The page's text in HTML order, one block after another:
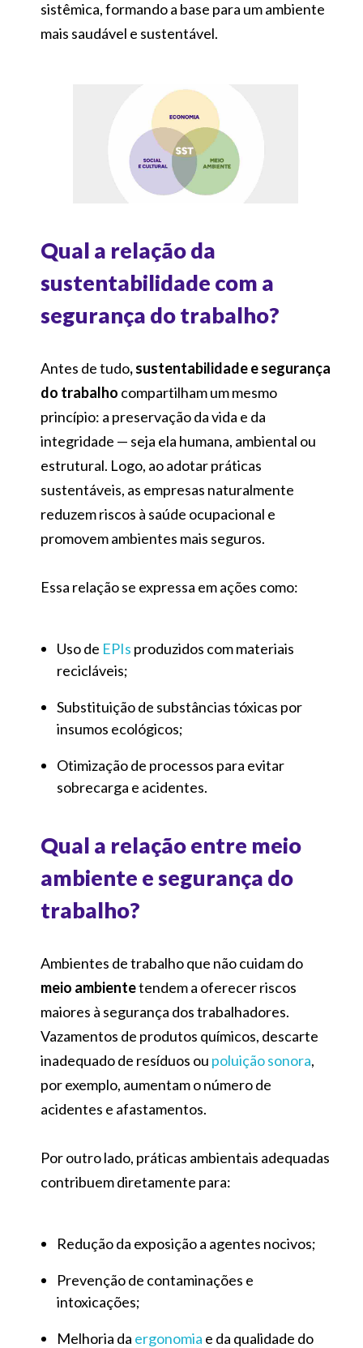
sistêmica, formando a base para um ambiente
mais saudável e sustentável.
Qual a relação da
sustentabilidade com a
segurança do trabalho?
Antes de tudo, sustentabilidade e segurança
do trabalho compartilham um mesmo
princípio: a preservação da vida e da
integridade — seja ela humana, ambiental ou
estrutural. Logo, ao adotar práticas
sustentáveis, as empresas naturalmente
reduzem riscos à saúde ocupacional e
promovem ambientes mais seguros.
Essa relação se expressa em ações como:
Uso de EPIs produzidos com materiais
recicláveis;
Substituição de substâncias tóxicas por
insumos ecológicos;
Otimização de processos para evitar
sobrecarga e acidentes.
Qual a relação entre meio
ambiente e segurança do
trabalho?
Ambientes de trabalho que não cuidam do
meio ambientetendem a oferecer riscos
maiores à segurança dos trabalhadores.
Vazamentos de produtos químicos, descarte
inadequado de resíduos ou poluição sonora,
por exemplo, aumentam o número de
acidentes e afastamentos.
Por outro lado, práticas ambientais adequadas
contribuem diretamente para:
Redução da exposição a agentes nocivos;
Prevenção de contaminações e
intoxicações;
Melhoria da ergonomia e da qualidade do